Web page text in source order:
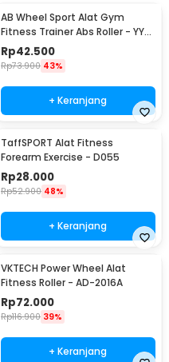
AB Wheel Sport Alat Gym
Fitness Trainer Abs Roller - YY-
1601
Rp42.500
Rp73.900 43%
+ Keranjang
TaffSPORT Alat Fitness
Forearm Exercise - D055
Rp28.000
Rp52.900 48%
+ Keranjang
VKTECH Power Wheel Alat
Fitness Roller - AD-2016A
Rp72.000
Rp116.900 39%
+ Keranjang